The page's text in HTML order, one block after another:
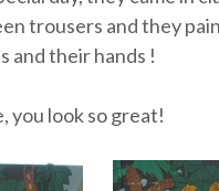
trousers and they
and their hands !
you look so great!